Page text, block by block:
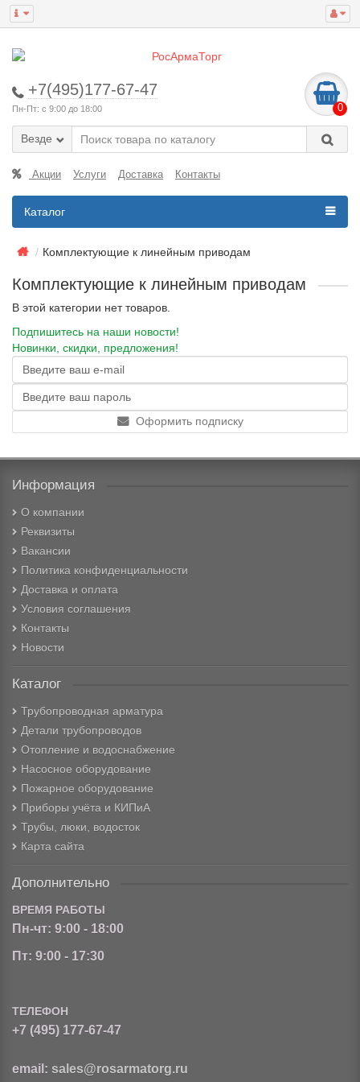
+7(495)177-67-47
Пн-Пт: с 9:00 до 18:00 0
Везде
Акции Услуги Доставка Контакты
Каталог
Комплектующие к линейным приводам
Комплектующие к линейным приводам
В этой категории нет товаров.
Подпишитесь на наши новости!
Новинки, скидки, предложения!
Оформить подписку
Информация
О компании
Реквизиты
Вакансии
Политика конфиденциальности
Доставка и оплата
Условия соглашения
Контакты
Новости
Каталог
Трубопроводная арматура
Детали трубопроводов
Отопление и водоснабжение
Насосное оборудование
Пожарное оборудование
Приборы учёта и КИПиА
Трубы, люки, водосток
Карта сайта
Дополнительно
ВРЕМЯ РАБОТЫ
Пн-чт: 9:00 - 18:00
Пт: 9:00 - 17:30
ТЕЛЕФОН
+7 (495) 177-67-47
email: sales@rosarmatorg.ru